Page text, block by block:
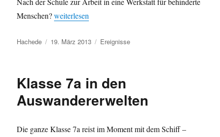
Menschen?„Praktikum auf dem 1. Arbeitsmarkt? Na klar!“
weiterlesen
Autor
Hachede
Veröffentlicht
19. März 2013 Kategorien
Ereignisse
Klasse 7a in den
Auswandererwelten
Die ganze Klasse 7a reist im Moment mit dem Schiff –